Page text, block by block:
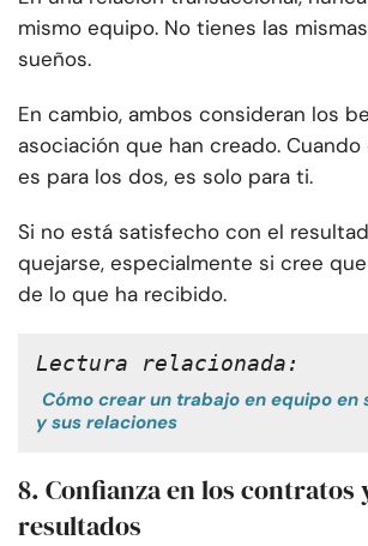
mismo equipo. No tienes las
sueños.
En cambio, ambos consideran los
asociación que han creado. Cuando
es para los dos, es solo para ti.
Si no está satisfecho con el
quejarse, especialmente si cree
de lo que ha recibido.
Lectura relacionada:
Cómo crear un trabajo en equipo en
y sus relaciones
8. Confianza en los contratos
resultados